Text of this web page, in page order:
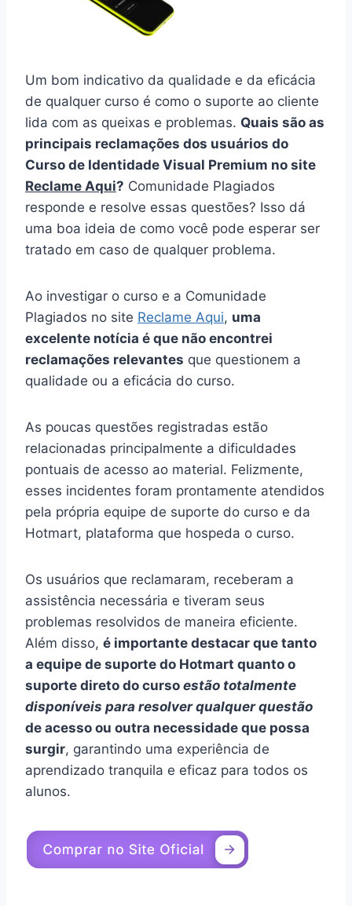
Um bom indicativo da qualidade e da eficácia
de qualquer curso é como o suporte ao cliente
lida com as queixas e problemas. Quais são as
principais reclamações dos usuários do
Curso de Identidade Visual Premium no site
Reclame Aqui? Comunidade Plagiados
responde e resolve essas questões? Isso dá
uma boa ideia de como você pode esperar ser
tratado em caso de qualquer problema.
Ao investigar o curso e a Comunidade
Plagiados no site Reclame Aqui, uma
excelente notícia é que não encontrei
reclamações relevantes que questionem a
qualidade ou a eficácia do curso.
As poucas questões registradas estão
relacionadas principalmente a dificuldades
pontuais de acesso ao material. Felizmente,
esses incidentes foram prontamente atendidos
pela própria equipe de suporte do curso e da
Hotmart, plataforma que hospeda o curso.
Os usuários que reclamaram, receberam a
assistência necessária e tiveram seus
problemas resolvidos de maneira eficiente.
Além disso, é importante destacar que tanto
a equipe de suporte do Hotmart quanto o
suporte direto do curso estão totalmente
disponíveis para resolver qualquer questão
de acesso ou outra necessidade que possa
surgir, garantindo uma experiência de
aprendizado tranquila e eficaz para todos os
alunos.